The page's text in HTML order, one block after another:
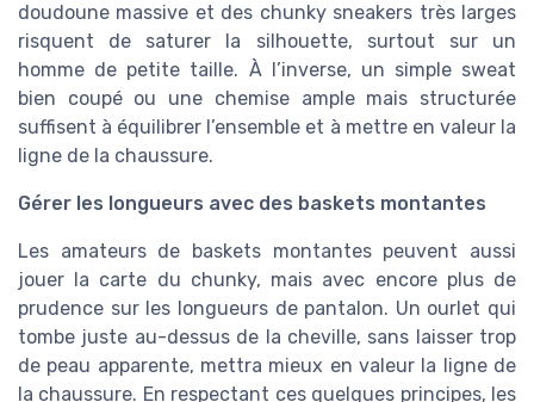
doudoune massive et des chunky sneakers très larges
risquent de saturer la silhouette, surtout sur un
homme de petite taille. À l’inverse, un simple sweat
bien coupé ou une chemise ample mais structurée
suffisent à équilibrer l’ensemble et à mettre en valeur la
ligne de la chaussure.
Gérer les longueurs avec des baskets montantes
Les amateurs de baskets montantes peuvent aussi
jouer la carte du chunky, mais avec encore plus de
prudence sur les longueurs de pantalon. Un ourlet qui
tombe juste au-dessus de la cheville, sans laisser trop
de peau apparente, mettra mieux en valeur la ligne de
la chaussure. En respectant ces quelques principes, les